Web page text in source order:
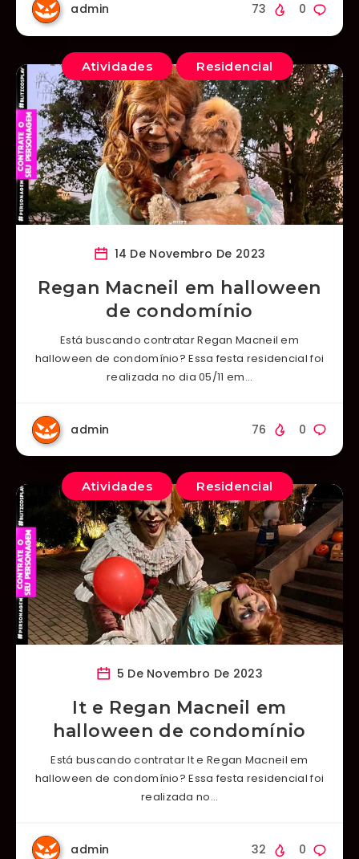
admin 0
73
Atividades Residencial
14 De Novembro De 2023
Regan Macneil em halloween
de condomínio
Está buscando contratar Regan Macneil em
halloween de condomínio? Essa festa residencial foi
realizada no dia 05/11 em…
admin 0
76
Atividades Residencial
5 De Novembro De 2023
It e Regan Macneil em
halloween de condomínio
Está buscando contratar It e Regan Macneil em
halloween de condomínio? Essa festa residencial foi
realizada no…
admin 0
32